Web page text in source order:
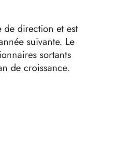
de direction et est
suivante. Le
sortants
de croissance.